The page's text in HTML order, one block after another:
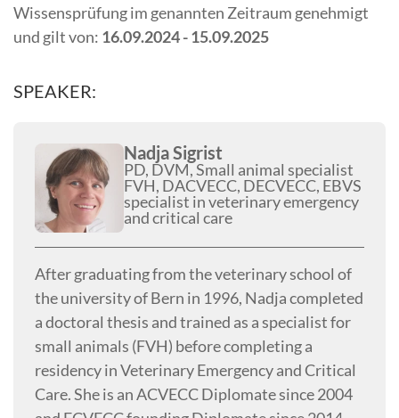
Wissensprüfung im genannten Zeitraum genehmigt
und gilt von: 16.09.2024 - 15.09.2025
SPEAKER:
Nadja Sigrist
PD, DVM, Small animal specialist
FVH, DACVECC, DECVECC, EBVS
specialist in veterinary emergency
and critical care
After graduating from the veterinary school of
the university of Bern in 1996, Nadja completed
a doctoral thesis and trained as a specialist for
small animals (FVH) before completing a
residency in Veterinary Emergency and Critical
Care. She is an ACVECC Diplomate since 2004